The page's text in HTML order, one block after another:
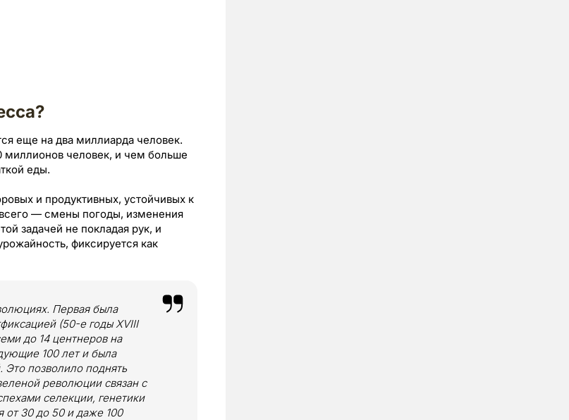
еще на два миллиарда человек.
человек, и чем больше
еды.
и продуктивных, устойчивых к
всего — смены погоды, изменения
задачей не покладая рук, и
фиксируется как
Первая была
(50-е годы XVIII
до 14 центнеров на
100 лет и была
Это позволило поднять
революции связан с
селекции, генетики
от 30 до 50 и даже 100